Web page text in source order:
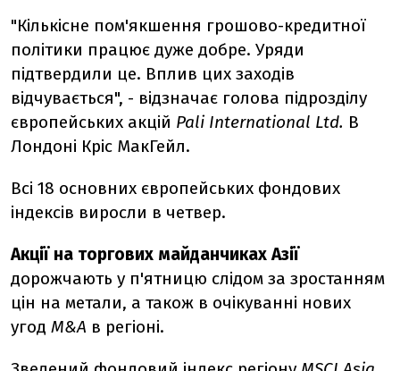
"Кількісне пом'якшення грошово-кредитної
політики працює дуже добре. Уряди
підтвердили це. Вплив цих заходів
відчувається", - відзначає голова підрозділу
європейських акцій Pali International Ltd. В
Лондоні Кріс МакГейл.
Всі 18 основних європейських фондових
індексів виросли в четвер.
Акції на торгових майданчиках Азії
дорожчають у п'ятницю слідом за зростанням
цін на метали, а також в очікуванні нових
угод M&A в регіоні.